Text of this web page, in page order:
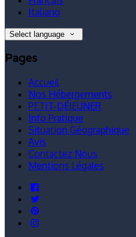
Italiano
Select language
Pages
Accueil
Nos Hébergements
PETIT-DÉJEUNER
Info Pratique
Situation Géographique
Avis
Contactez Nous
Mentions Légales